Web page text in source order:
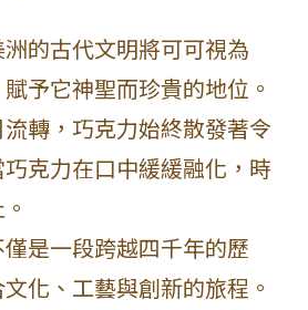
的古代文明將可可視為
賦予它神聖而珍貴的地位。
轉，巧克力始終散發著令
克力在口中緩緩融化，時
是一段跨越四千年的歷
化、工藝與創新的旅程。